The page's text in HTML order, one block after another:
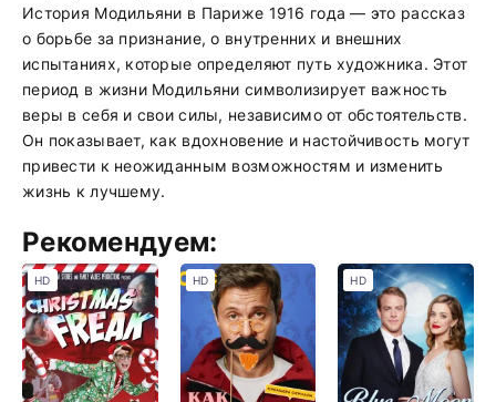
История Модильяни в Париже 1916 года — это рассказ
о борьбе за признание, о внутренних и внешних
испытаниях, которые определяют путь художника. Этот
период в жизни Модильяни символизирует важность
веры в себя и свои силы, независимо от обстоятельств.
Он показывает, как вдохновение и настойчивость могут
привести к неожиданным возможностям и изменить
жизнь к лучшему.
Рекомендуем:
HD HD HD